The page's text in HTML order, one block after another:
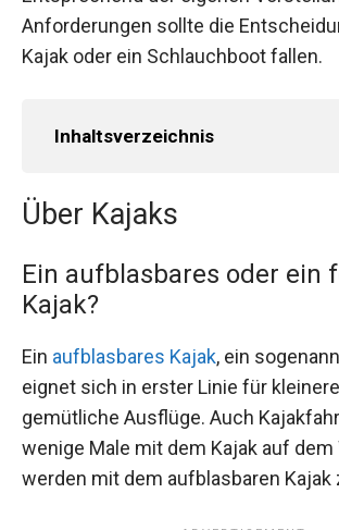
Anforderungen sollte die
Kajak oder ein Schlauchboot fallen.
Inhaltsverzeichnis
Über Kajaks
Ein aufblasbares oder ein
Kajak?
Ein aufblasbares Kajak, ein
eignet sich in erster Linie für
gemütliche Ausflüge. Auch
wenige Male mit dem Kajak auf dem
werden mit dem aufblasbaren Kajak